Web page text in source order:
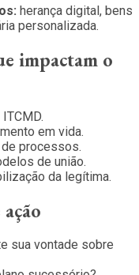
herança digital, bens
personalizada.
impactam o
em vida.
processos.
de união.
da legítima.
sua vontade sobre